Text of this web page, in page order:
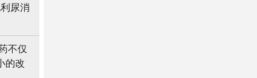
尿消
不仅
的改